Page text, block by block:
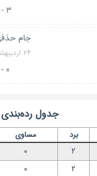
3 - 2
جام حذفی
۲۴ اردیبهشت ۱۴۰۴
0 - 1
جدول
برد مساوی
2
0
2
0